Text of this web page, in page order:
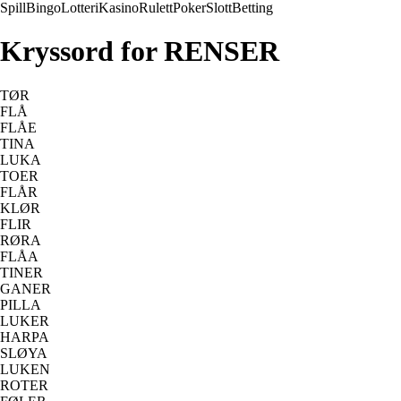
SpillBingoLotteriKasinoRulettPokerSlottBetting
Kryssord for RENSER
TØR
FLÅ
FLÅE
TINA
LUKA
TOER
FLÅR
KLØR
FLIR
RØRA
FLÅA
TINER
GANER
PILLA
LUKER
HARPA
SLØYA
LUKEN
ROTER